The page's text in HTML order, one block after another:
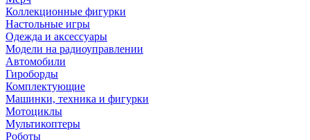
Коллекционные фигурки
Настольные игры
Одежда и аксессуары
Модели на радиоуправлении
Автомобили
Гироборды
Комплектующие
Машинки, техника и фигурки
Мотоциклы
Мультикоптеры
Роботы